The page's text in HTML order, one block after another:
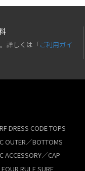
詳しくは「ご利用ガイ
DRESS CODE TOPS
OUTER／BOTTOMS
ACCESSORY／CAP
FOUR RULE SURF